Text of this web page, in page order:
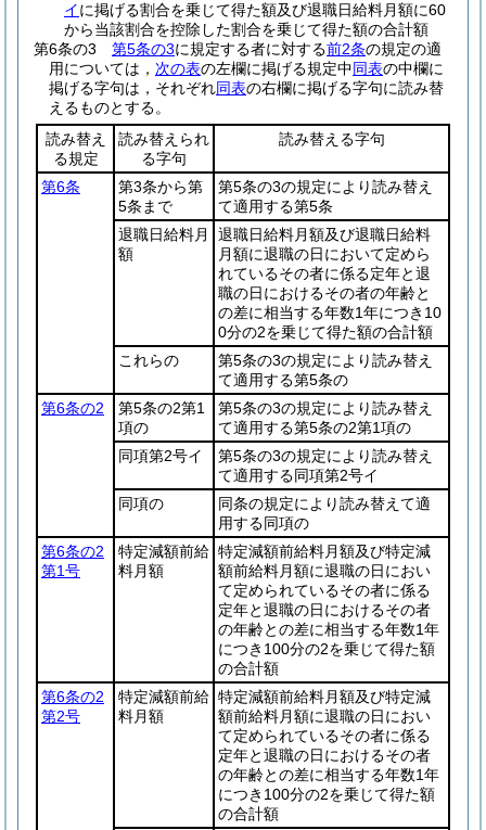
イに掲げる割合を乗じて得た額及び退職日給料月額に60
から当該割合を控除した割合を乗じて得た額の合計額
第6条の3
第5条の3に規定する者に対する前2条の規定の適
用については， 次の表の左欄に掲げる規定中同表の中欄に
掲げる字句は，それぞれ同表の右欄に掲げる字句に読み替
えるものとする。
読み替え
る規定
読み替えられ
る字句
読み替える字句
第6条
第3条から第
5条まで
第5条の3の規定により読み替え
て適用する第5条
退職日給料月
額
退職日給料月額及び退職日給料
月額に退職の日において定めら
れているその者に係る定年と退
職の日におけるその者の年齢と
の差に相当する年数1年につき10
0分の2を乗じて得た額の合計額
これらの
第5条の3の規定により読み替え
て適用する第5条の
第6条の2
第5条の2第1
項の
第5条の3の規定により読み替え
て適用する第5条の2第1項の
同項第2号イ
第5条の3の規定により読み替え
て適用する同項第2号イ
同項の
同条の規定により読み替えて適
用する同項の
第6条の2
第1号
特定減額前給
料月額
特定減額前給料月額及び特定減
額前給料月額に退職の日におい
て定められているその者に係る
定年と退職の日におけるその者
の年齢との差に相当する年数1年
につき100分の2を乗じて得た額
の合計額
第6条の2
第2号
特定減額前給
料月額
特定減額前給料月額及び特定減
額前給料月額に退職の日におい
て定められているその者に係る
定年と退職の日におけるその者
の年齢との差に相当する年数1年
につき100分の2を乗じて得た額
の合計額